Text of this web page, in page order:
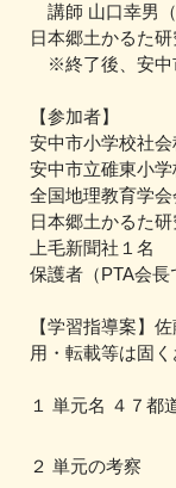
講師 山口幸男（
日本郷土かるた研
※終了後、安中
【参加者】
安中市小学校社
安中市立碓東小
全国地理教育学会
日本郷土かるた
上毛新聞社１名
保護者（PTA会長
【学習指導案】
用・転載等は固く
１ 単元名 ４７都
２ 単元の考察